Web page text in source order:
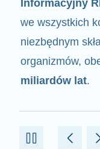
nośnikiem
komponentami
powstają białka.